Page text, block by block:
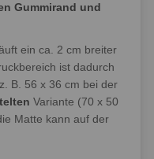
Gummirand und
ein ca. 2 cm breiter
ist dadurch
B. 56 x 36 cm bei der
Variante (70 x 50
Matte kann auf der